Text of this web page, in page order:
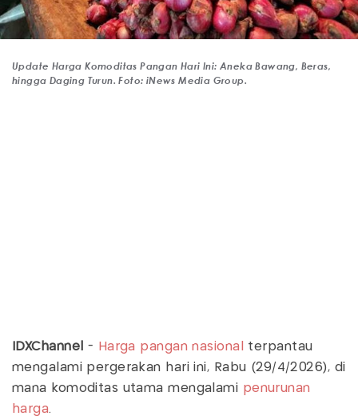
Update Harga Komoditas Pangan Hari Ini: Aneka Bawang, Beras,
hingga Daging Turun. Foto: iNews Media Group.
IDXChannel - Harga pangan nasional
terpantau
mengalami pergerakan hari ini, Rabu (29/4/2026), di
mana komoditas utama mengalami penurunan
harga.